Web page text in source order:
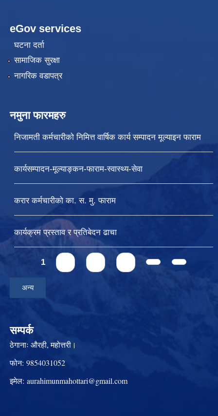
eGov services
घटना दर्ता
सामाजिक सुरक्षा
नागरिक वडापत्र
नमुना फारमहरु
निजामती कर्मचारीको निमित्त वार्षिक कार्य सम्पादन मूल्याइन फाराम
कार्यसम्पादन-मूल्याङ्कन-फाराम-स्वास्थ्य-सेवा
करार कर्मचारीको का. स. मु. फाराम
कार्यक्रम प्रस्ताव र प्रतिबेदन ढाचा
Pages
1
अन्य
सम्पर्क
ठेगानाः औरही, महोत्तरी।
फोन: 9854031052
इमेल: aurahimunmahottari@gmail.com